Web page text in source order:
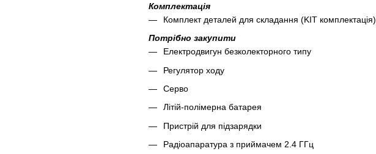
Комплектація
Комплект деталей для складання (KIT комплектація)
Потрібно закупити
Електродвигун безколекторного типу
Регулятор ходу
Серво
Літій-полімерна батарея
Пристрій для підзарядки
Радіоапаратура з приймачем 2.4 ГГц